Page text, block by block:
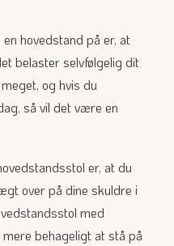
hovedstand på er, at
belaster selvfølgelig dit
og hvis du
så vil det være en
er, at du
over på dine skuldre i
med
behageligt at stå på